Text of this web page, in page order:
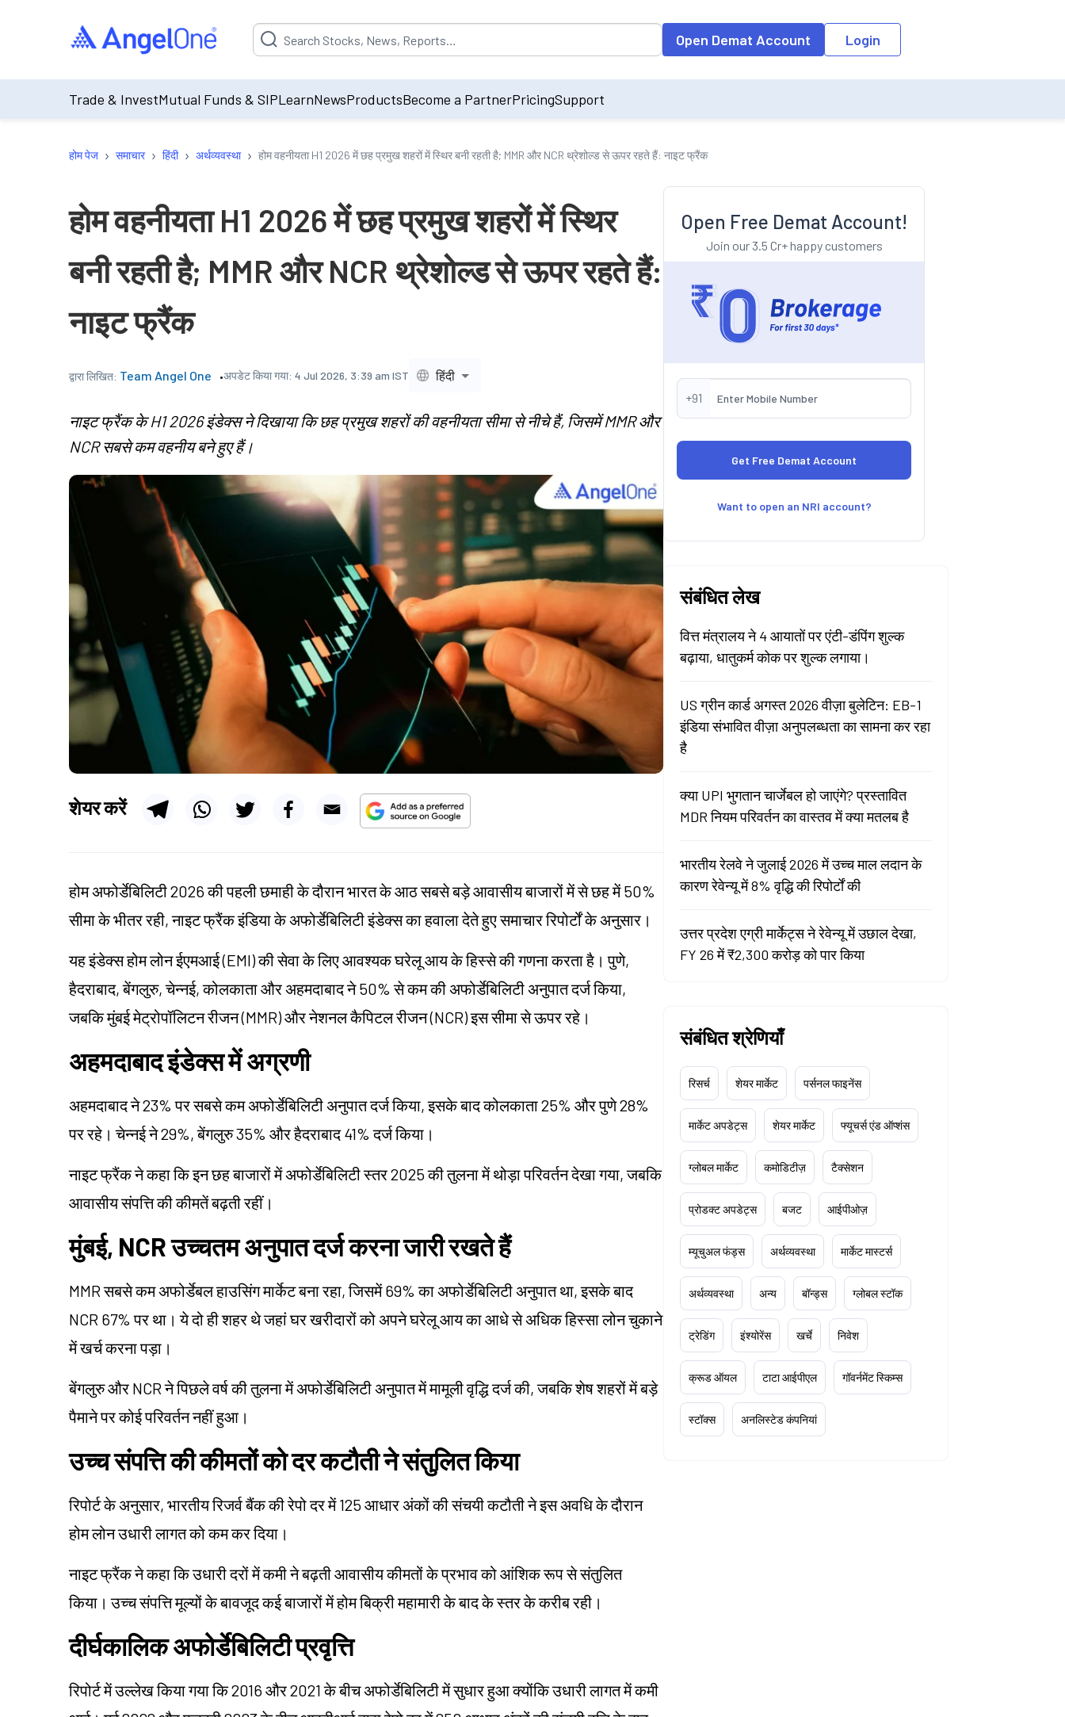
Suggestion will be populated by default on accessing the input field. On entering data into the input field, the suggestion list will be updated as per the
Open Demat Account Login
Trade & InvestMutual Funds & SIPLearnNewsProductsBecome a PartnerPricingSupport
होम पेज › समाचार › हिंदी › अर्थव्यवस्था › होम वहनीयता H1 2026 में छह प्रमुख शहरों में स्थिर बनी रहती है; MMR और NCR थ्रेशोल्ड से ऊपर रहते हैं: नाइट फ्रैंक
होम वहनीयता H1 2026 में छह प्रमुख शहरों में स्थिर
बनी रहती है; MMR और NCR थ्रेशोल्ड से ऊपर रहते हैं:
नाइट फ्रैंक
द्वारा लिखित: Team Angel One अपडेट किया गया: 4 Jul 2026, 3:39 am IST हिंदी
नाइट फ्रैंक के H1 2026 इंडेक्स ने दिखाया कि छह प्रमुख शहरों की वहनीयता सीमा से नीचे हैं, जिसमें MMR और
NCR सबसे कम वहनीय बने हुए हैं।
शेयर करें
होम अफोर्डेबिलिटी 2026 की पहली छमाही के दौरान भारत के आठ सबसे बड़े आवासीय बाजारों में से छह में 50%
सीमा के भीतर रही, नाइट फ्रैंक इंडिया के अफोर्डेबिलिटी इंडेक्स का हवाला देते हुए समाचार रिपोर्टों के अनुसार।
यह इंडेक्स होम लोन ईएमआई (EMI) की सेवा के लिए आवश्यक घरेलू आय के हिस्से की गणना करता है। पुणे,
हैदराबाद, बेंगलुरु, चेन्नई, कोलकाता और अहमदाबाद ने 50% से कम की अफोर्डेबिलिटी अनुपात दर्ज किया,
जबकि मुंबई मेट्रोपॉलिटन रीजन (MMR) और नेशनल कैपिटल रीजन (NCR) इस सीमा से ऊपर रहे।
अहमदाबाद इंडेक्स में अग्रणी
अहमदाबाद ने 23% पर सबसे कम अफोर्डेबिलिटी अनुपात दर्ज किया, इसके बाद कोलकाता 25% और पुणे 28%
पर रहे। चेन्नई ने 29%, बेंगलुरु 35% और हैदराबाद 41% दर्ज किया।
नाइट फ्रैंक ने कहा कि इन छह बाजारों में अफोर्डेबिलिटी स्तर 2025 की तुलना में थोड़ा परिवर्तन देखा गया, जबकि
आवासीय संपत्ति की कीमतें बढ़ती रहीं।
मुंबई, NCR उच्चतम अनुपात दर्ज करना जारी रखते हैं
MMR सबसे कम अफोर्डेबल हाउसिंग मार्केट बना रहा, जिसमें 69% का अफोर्डेबिलिटी अनुपात था, इसके बाद
NCR 67% पर था। ये दो ही शहर थे जहां घर खरीदारों को अपने घरेलू आय का आधे से अधिक हिस्सा लोन चुकाने
में खर्च करना पड़ा।
बेंगलुरु और NCR ने पिछले वर्ष की तुलना में अफोर्डेबिलिटी अनुपात में मामूली वृद्धि दर्ज की, जबकि शेष शहरों में बड़े
पैमाने पर कोई परिवर्तन नहीं हुआ।
उच्च संपत्ति की कीमतों को दर कटौती ने संतुलित किया
रिपोर्ट के अनुसार, भारतीय रिजर्व बैंक की रेपो दर में 125 आधार अंकों की संचयी कटौती ने इस अवधि के दौरान
होम लोन उधारी लागत को कम कर दिया।
नाइट फ्रैंक ने कहा कि उधारी दरों में कमी ने बढ़ती आवासीय कीमतों के प्रभाव को आंशिक रूप से संतुलित
किया। उच्च संपत्ति मूल्यों के बावजूद कई बाजारों में होम बिक्री महामारी के बाद के स्तर के करीब रही।
दीर्घकालिक अफोर्डेबिलिटी प्रवृत्ति
रिपोर्ट में उल्लेख किया गया कि 2016 और 2021 के बीच अफोर्डेबिलिटी में सुधार हुआ क्योंकि उधारी लागत में कमी
Open Free Demat Account!
Join our 3.5 Cr+ happy customers
+91
Want to open an NRI account?
संबंधित लेख
वित्त मंत्रालय ने 4 आयातों पर एंटी-डंपिंग शुल्क
बढ़ाया, धातुकर्म कोक पर शुल्क लगाया।
US ग्रीन कार्ड अगस्त 2026 वीज़ा बुलेटिन: EB-1
इंडिया संभावित वीज़ा अनुपलब्धता का सामना कर रहा
है
क्या UPI भुगतान चार्जेबल हो जाएंगे? प्रस्तावित
MDR नियम परिवर्तन का वास्तव में क्या मतलब है
भारतीय रेलवे ने जुलाई 2026 में उच्च माल लदान के
कारण रेवेन्यू में 8% वृद्धि की रिपोर्टों की
उत्तर प्रदेश एग्री मार्केट्स ने रेवेन्यू में उछाल देखा,
FY 26 में ₹2,300 करोड़ को पार किया
संबंधित श्रेणियाँ
रिसर्च शेयर मार्केट पर्सनल फाइनेंस
मार्केट अपडेट्स शेयर मार्केट फ्यूचर्स एंड ऑप्शंस
ग्लोबल मार्केट कमोडिटीज़ टैक्सेशन
प्रोडक्ट अपडेट्स बजट आईपीओज़
म्यूचुअल फंड्स अर्थव्यवस्था मार्केट मास्टर्स
अर्थव्यवस्था अन्य बॉन्ड्स ग्लोबल स्टॉक
ट्रेडिंग इंश्योरेंस खर्चे निवेश
क्रूड ऑयल टाटा आईपीएल गॉवर्नमेंट स्किम्स
स्टॉक्स अनलिस्टेड कंपनियां